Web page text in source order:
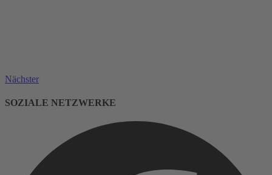
Nächster
SOZIALE NETZWERKE